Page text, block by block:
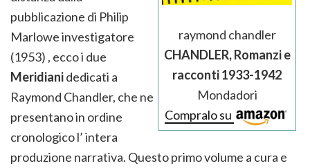
raymond chandler
CHANDLER, Romanzi e
racconti 1933-1942
Mondadori
Compralo su
pubblicazione di Philip
Marlowe investigatore
(1953) , ecco i due
Meridianidedicati a
Raymond Chandler, che ne
presentano in ordine
cronologico l’ intera
produzione narrativa. Questo primo volume a cura e